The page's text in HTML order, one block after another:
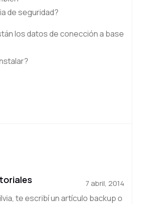
de seguridad?
los datos de conección a base
7 abril, 2014
te escribí un artículo backup o